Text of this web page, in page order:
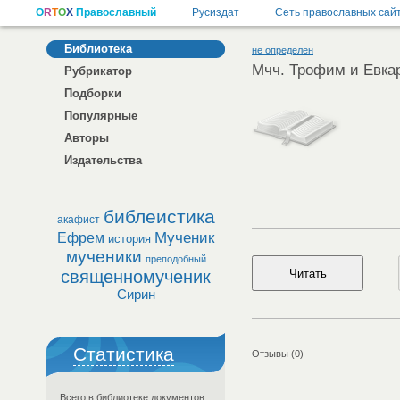
Библиотека
Рубрикатор
Подборки
Популярные
Авторы
Издательства
акафист библеистика
Ефрем история Мученик
мученики преподобный
священномученик
Сирин
Статистика
Всего в библиотеке документов:
не определен
Мчч. Трофим и
Отзывы (0)